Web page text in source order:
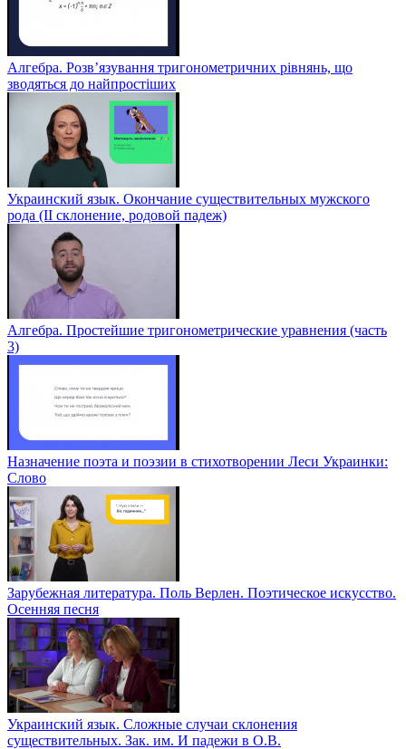
Алгебра. Розв’язування тригонометричних рівнянь, що
зводяться до найпростіших
Украинский язык. Окончание существительных мужского
рода (II склонение, родовой падеж)
Алгебра. Простейшие тригонометрические уравнения (часть
3)
Назначение поэта и поэзии в стихотворении Леси Украинки:
Слово
Зарубежная литература. Поль Верлен. Поэтическое искусство.
Осенняя песня
Украинский язык. Сложные случаи склонения
существительных. Зак. им. И падежи в О.В.